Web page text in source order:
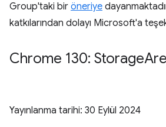
Group'taki bir öneriye
katkılarından dolayı Microsoft'a
Chrome 130: Storage
Yayınlanma tarihi: 30 Eylül 2024